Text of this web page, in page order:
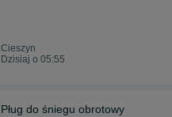
Cieszyn
Dzisiaj o 05:55
Pług do śniegu obrotowy